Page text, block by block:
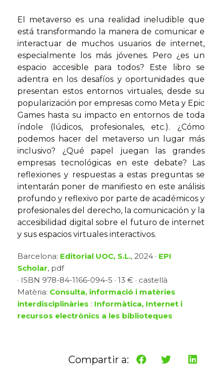
El metaverso es una realidad ineludible que
está transformando la manera de comunicar e
interactuar de muchos usuarios de internet,
especialmente los más jóvenes. Pero ¿es un
espacio accesible para todos? Este libro se
adentra en los desafíos y oportunidades que
presentan estos entornos virtuales, desde su
popularización por empresas como Meta y Epic
Games hasta su impacto en entornos de toda
índole (lúdicos, profesionales, etc.). ¿Cómo
podemos hacer del metaverso un lugar más
inclusivo? ¿Qué papel juegan las grandes
empresas tecnológicas en este debate? Las
reflexiones y respuestas a estas preguntas se
intentarán poner de manifiesto en este análisis
profundo y reflexivo por parte de académicos y
profesionales del derecho, la comunicación y la
accesibilidad digital sobre el futuro de internet
y sus espacios virtuales interactivos.
Barcelona: Editorial UOC, S.L., 2024 · EPI
Scholar, pdf
· ISBN 978-84-1166-094-5 · 13 € · castellà
Matèria: Consulta, informació i matèries
interdisciplinàries : Informàtica, Internet i
recursos electrònics a les biblioteques
Compartir a: